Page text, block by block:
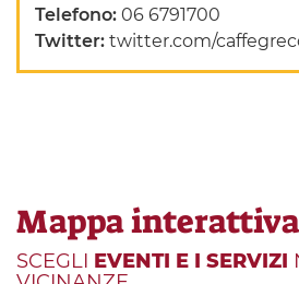
Telefono:06 6791700
Twitter:twitter.com/
Mappa interattiva
SCEGLI EVENTI E I SERVIZI